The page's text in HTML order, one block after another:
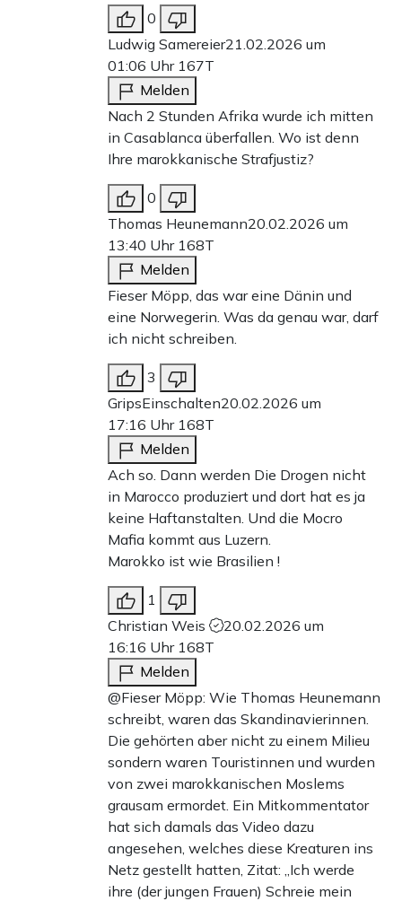
0
Ludwig Samereier21.02.2026 um
01:06 Uhr 167T
Melden
Nach 2 Stunden Afrika wurde ich mitten
in Casablanca überfallen. Wo ist denn
Ihre marokkanische Strafjustiz?
0
Thomas Heunemann20.02.2026 um
13:40 Uhr 168T
Melden
Fieser Möpp, das war eine Dänin und
eine Norwegerin. Was da genau war, darf
ich nicht schreiben.
3
GripsEinschalten20.02.2026 um
17:16 Uhr 168T
Melden
Ach so. Dann werden Die Drogen nicht
in Marocco produziert und dort hat es ja
keine Haftanstalten. Und die Mocro
Mafia kommt aus Luzern.
Marokko ist wie Brasilien !
1
Christian Weis
20.02.2026 um
16:16 Uhr 168T
Melden
@Fieser Möpp: Wie Thomas Heunemann
schreibt, waren das Skandinavierinnen.
Die gehörten aber nicht zu einem Milieu
sondern waren Touristinnen und wurden
von zwei marokkanischen Moslems
grausam ermordet. Ein Mitkommentator
hat sich damals das Video dazu
angesehen, welches diese Kreaturen ins
Netz gestellt hatten, Zitat: „Ich werde
ihre (der jungen Frauen) Schreie mein